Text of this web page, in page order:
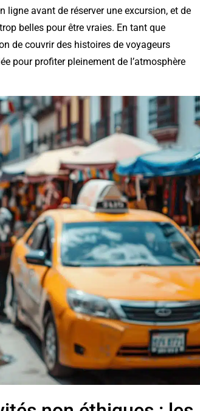
ligne avant de réserver une excursion, et de
belles pour être vraies. En tant que
de couvrir des histoires de voyageurs
pour profiter pleinement de l’atmosphère